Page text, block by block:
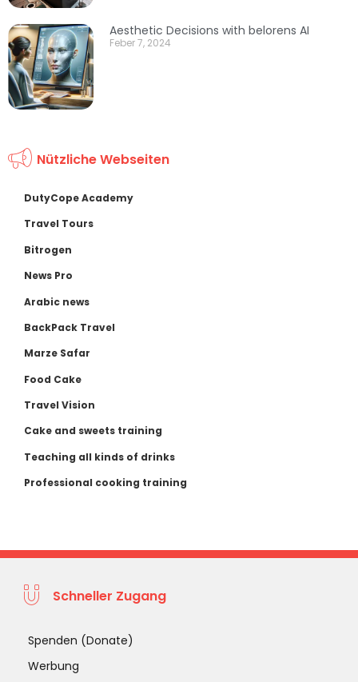
Aesthetic Decisions with belorens AI
Feber 7, 2024
Nützliche Webseiten
DutyCope Academy
Travel Tours
Bitrogen
News Pro
Arabic news
BackPack Travel
Marze Safar
Food Cake
Travel Vision
Cake and sweets training
Teaching all kinds of drinks
Professional cooking training
Schneller Zugang
Spenden (Donate)
Werbung